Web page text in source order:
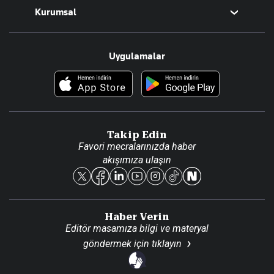
Teknoloji
Resmî Ilanlar
Foto Haber
Kurumsal
Hakkımızda
Künye
Reklam Ver
Uygulamalar
Takip Edin
Favori mecralarınızda haber
akışımıza ulaşın
Haber Verin
Editör masamıza bilgi ve materyal
göndermek için tıklayın